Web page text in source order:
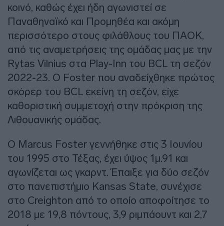
κοινό, καθώς έχει ήδη αγωνιστεί σε
Παναθηναϊκό και Προμηθέα και ακόμη
περισσότερο στους φιλάθλους του ΠΑΟΚ,
από τις αναμετρήσεις της ομάδας μας με την
Rytas Vilnius στα Play-Inn του BCL τη σεζόν
2022-23. Ο Foster που αναδείχθηκε πρώτος
σκόρερ του BCL εκείνη τη σεζόν, είχε
καθοριστική συμμετοχή στην πρόκριση της
Λιθουανικής ομάδας.
Ο Marcus Foster γεννήθηκε στις 3 Ιουνίου
του 1995 στο Τέξας, έχει ύψος 1μ.91 και
αγωνίζεται ως γκαρντ. Έπαιξε για δύο σεζόν
στο πανεπιστήμιο Kansas State, συνέχισε
στο Creighton από το οποίο αποφοίτησε το
2018 με 19,8 πόντους, 3,9 ριμπάουντ και 2,7